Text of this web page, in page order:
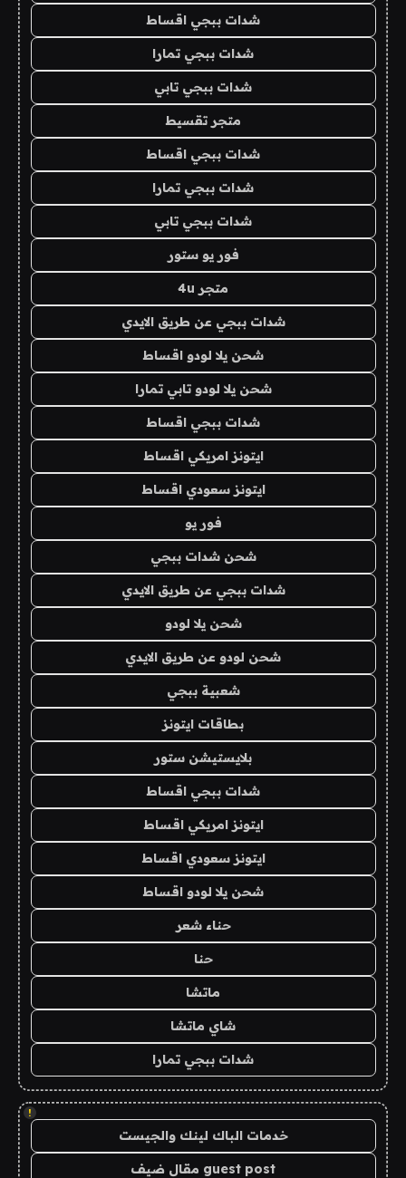
شدات ببجي اقساط
شدات ببجي تمارا
شدات ببجي تابي
متجر تقسيط
شدات ببجي اقساط
شدات ببجي تمارا
شدات ببجي تابي
فور يو ستور
متجر 4u
شدات ببجي عن طريق الايدي
شحن يلا لودو اقساط
شحن يلا لودو تابي تمارا
شدات ببجي اقساط
ايتونز امريكي اقساط
ايتونز سعودي اقساط
فور يو
شحن شدات ببجي
شدات ببجي عن طريق الايدي
شحن يلا لودو
شحن لودو عن طريق الايدي
شعبية ببجي
بطاقات ايتونز
بلايستيشن ستور
شدات ببجي اقساط
ايتونز امريكي اقساط
ايتونز سعودي اقساط
شحن يلا لودو اقساط
حناء شعر
حنا
ماتشا
شاي ماتشا
شدات ببجي تمارا
!
خدمات الباك لينك والجيست
guest post مقال ضيف